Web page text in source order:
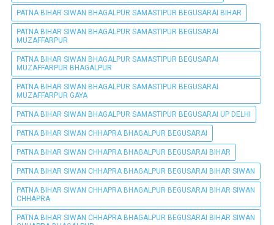
PATNA BIHAR SIWAN BHAGALPUR SAMASTIPUR BEGUSARAI BIHAR
PATNA BIHAR SIWAN BHAGALPUR SAMASTIPUR BEGUSARAI
MUZAFFARPUR
PATNA BIHAR SIWAN BHAGALPUR SAMASTIPUR BEGUSARAI
MUZAFFARPUR BHAGALPUR
PATNA BIHAR SIWAN BHAGALPUR SAMASTIPUR BEGUSARAI
MUZAFFARPUR GAYA
PATNA BIHAR SIWAN BHAGALPUR SAMASTIPUR BEGUSARAI UP DELHI
PATNA BIHAR SIWAN CHHAPRA BHAGALPUR BEGUSARAI
PATNA BIHAR SIWAN CHHAPRA BHAGALPUR BEGUSARAI BIHAR
PATNA BIHAR SIWAN CHHAPRA BHAGALPUR BEGUSARAI BIHAR SIWAN
PATNA BIHAR SIWAN CHHAPRA BHAGALPUR BEGUSARAI BIHAR SIWAN
CHHAPRA
PATNA BIHAR SIWAN CHHAPRA BHAGALPUR BEGUSARAI BIHAR SIWAN